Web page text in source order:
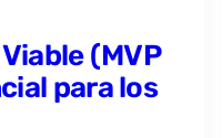
(MVP
para los